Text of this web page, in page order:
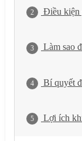
2 Điều kiện
3 Làm sao
4 Bí quyết
5 Lợi ích